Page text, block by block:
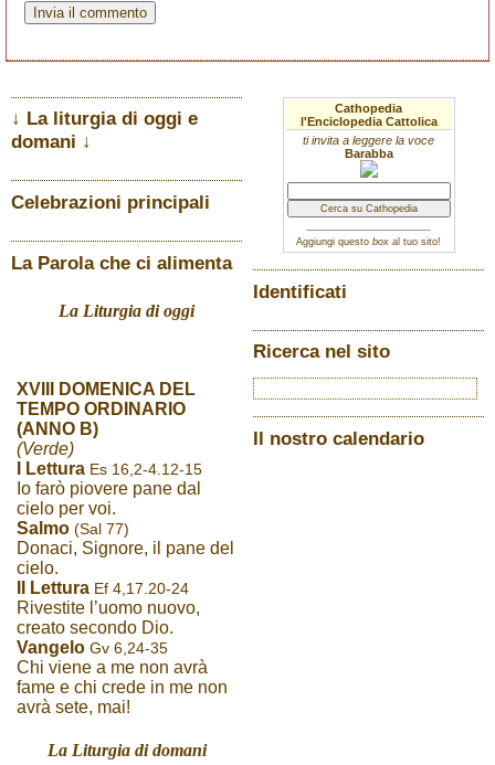
↓ La liturgia di oggi e
domani ↓
Celebrazioni principali
La Parola che ci alimenta
La Liturgia di oggi
XVIII DOMENICA DEL
TEMPO ORDINARIO
(ANNO B)
(Verde)
I Lettura Es 16,2-4.12-15
Io farò piovere pane dal
cielo per voi.
Salmo (Sal 77)
Donaci, Signore, il pane del
cielo.
II Lettura Ef 4,17.20-24
Rivestite l’uomo nuovo,
creato secondo Dio.
Vangelo Gv 6,24-35
Chi viene a me non avrà
fame e chi crede in me non
avrà sete, mai!
La Liturgia di domani
Cathopedia
l'Enciclopedia Cattolica
ti invita a leggere la voce
Barabba
Aggiungi questo box al tuo sito!
Identificati
Ricerca nel sito
Il nostro calendario